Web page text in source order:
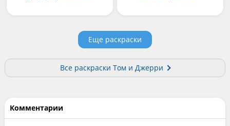
Еще раскраски
Все раскраски Том и Джерри
Комментарии